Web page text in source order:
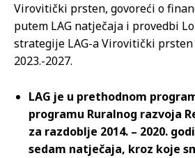
Virovitički prsten, govoreći o
putem LAG natječaja i provedbi
strategije LAG-a Virovitički
2023.-2027.
LAG je u prethodnom
programu Ruralnog razvoja
za razdoblje 2014. – 2020.
sedam natječaja, kroz koje